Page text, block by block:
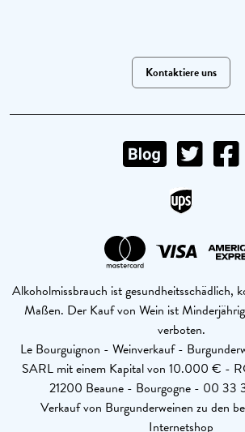
Kontaktiere uns
Alkoholmissbrauch ist gesundheitsschädlich,
Maßen. Der Kauf von Wein ist
verboten.
Le Bourguignon - Weinverkauf -
SARL mit einem Kapital von 10.000 € -
21200 Beaune - Bourgogne - 00
Verkauf von Burgunderweinen zu den
Internetshop